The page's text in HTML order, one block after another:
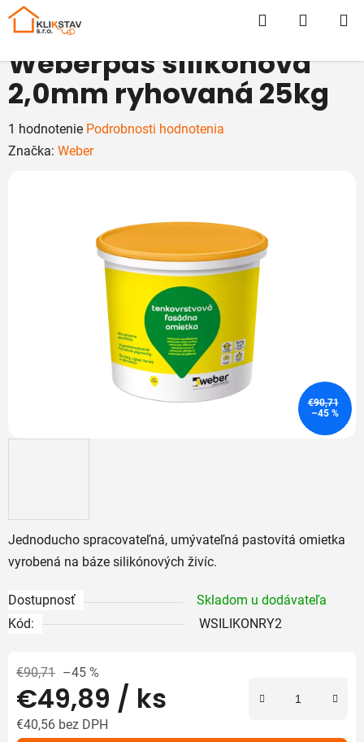
Prejsť
Hľadať
Jednoducho spracovateľná, umývateľná pastovitá omietka
vyrobená na báze silikónových živíc.
Dostupnosť
Skladom u dodávateľa
Kód:
WSILIKONRY2
€90,71 –45 %
€49,89 / ks
€40,56 bez DPH
Weberpas silikónová
2,0mm ryhovaná 25kg
Priemerné
hodnotenie
1 hodnotenie Podrobnosti hodnotenia
Značka: Weber
€90,71
–45 %